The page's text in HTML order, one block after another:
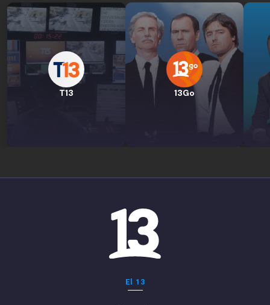
T13 13Go
El 13